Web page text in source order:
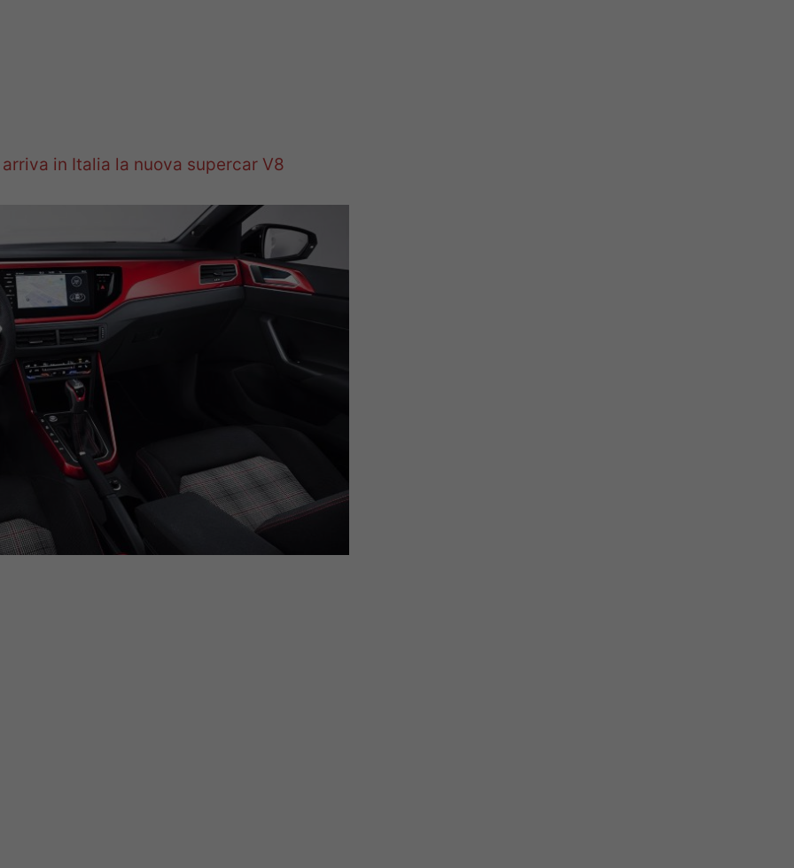
in Italia la nuova supercar V8